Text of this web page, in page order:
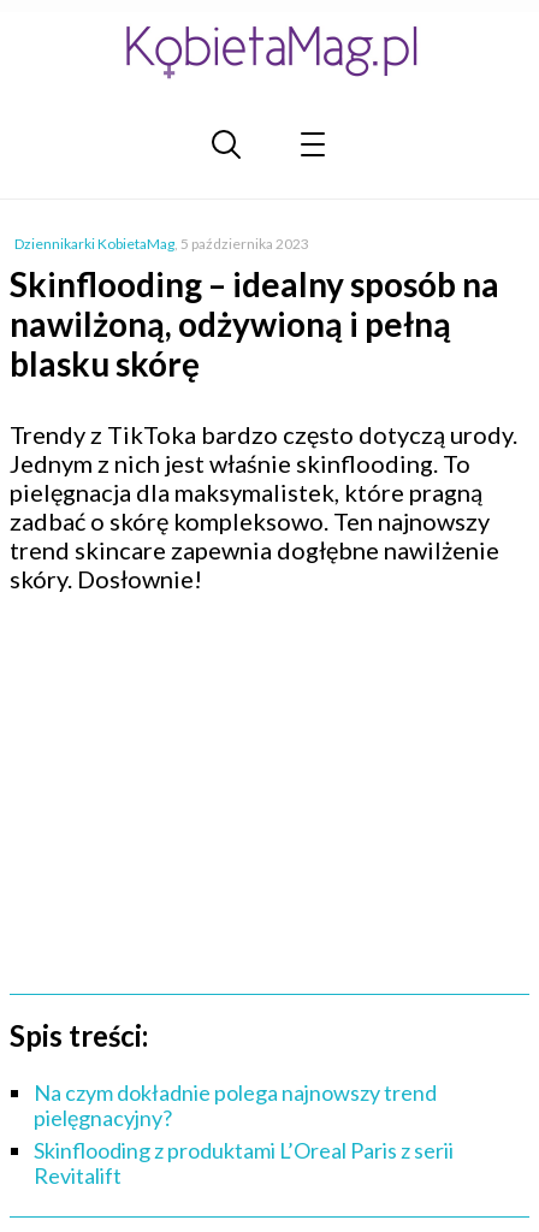
Dziennikarki KobietaMag, 5 października 2023
Skinflooding – idealny sposób na
nawilżoną, odżywioną i pełną
blasku skórę
Trendy z TikToka bardzo często dotyczą urody.
Jednym z nich jest właśnie skinflooding. To
pielęgnacja dla maksymalistek, które pragną
zadbać o skórę kompleksowo. Ten najnowszy
trend skincare zapewnia dogłębne nawilżenie
skóry. Dosłownie!
Spis treści:
Na czym dokładnie polega najnowszy trend
pielęgnacyjny?
Skinflooding z produktami L’Oreal Paris z serii
Revitalift